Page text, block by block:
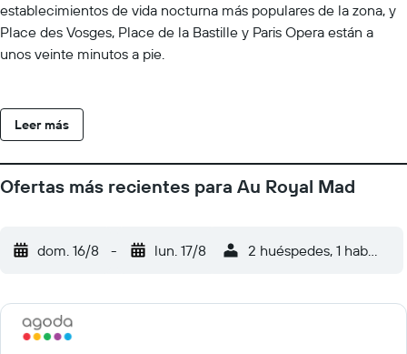
establecimientos de vida nocturna más populares de la zona, y
Place des Vosges, Place de la Bastille y Paris Opera están a
unos veinte minutos a pie.
Leer más
Ofertas más recientes para Au Royal Mad
dom. 16/8 - lun. 17/8 2 huéspedes, 1